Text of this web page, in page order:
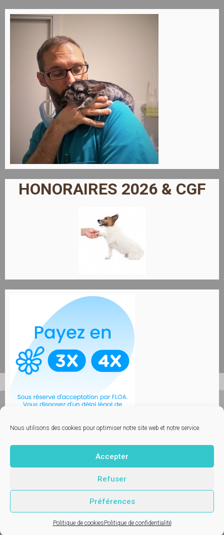
Nous utilisons des cookies pour optimiser notre site web et notre service.
Accepter
Refuser
Préférences
Politique de cookiesPolitique de confidentialité
HONORAIRES 2026 & CGF
© Vetup - logiciel vétérinaire